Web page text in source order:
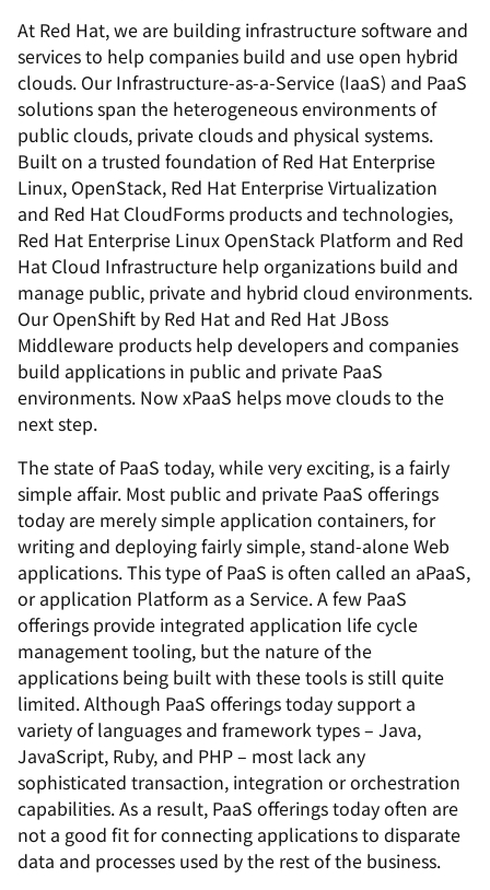
At Red Hat, we are building infrastructure software and
services to help companies build and use open hybrid
clouds. Our Infrastructure-as-a-Service (IaaS) and PaaS
solutions span the heterogeneous environments of
public clouds, private clouds and physical systems.
Built on a trusted foundation of Red Hat Enterprise
Linux, OpenStack, Red Hat Enterprise Virtualization
and Red Hat CloudForms products and technologies,
Red Hat Enterprise Linux OpenStack Platform and Red
Hat Cloud Infrastructure help organizations build and
manage public, private and hybrid cloud environments.
Our OpenShift by Red Hat and Red Hat JBoss
Middleware products help developers and companies
build applications in public and private PaaS
environments. Now xPaaS helps move clouds to the
next step.
The state of PaaS today, while very exciting, is a fairly
simple affair. Most public and private PaaS offerings
today are merely simple application containers, for
writing and deploying fairly simple, stand-alone Web
applications. This type of PaaS is often called an aPaaS,
or application Platform as a Service. A few PaaS
offerings provide integrated application life cycle
management tooling, but the nature of the
applications being built with these tools is still quite
limited. Although PaaS offerings today support a
variety of languages and framework types – Java,
JavaScript, Ruby, and PHP – most lack any
sophisticated transaction, integration or orchestration
capabilities. As a result, PaaS offerings today often are
not a good fit for connecting applications to disparate
data and processes used by the rest of the business.